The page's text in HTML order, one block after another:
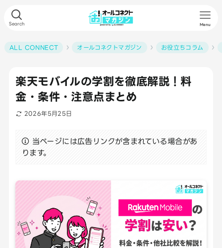
Search Menu
ALL CONNECT オールコネクトマガジン お役立ちコラム
楽天モバイルの学割を徹底解説！料
金・条件・注意点まとめ
2026年5月25日
当ページには広告リンクが含まれている場合があ
ります。